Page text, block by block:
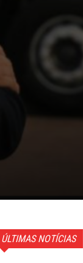
ÚLTIMAS NOTÍCIAS